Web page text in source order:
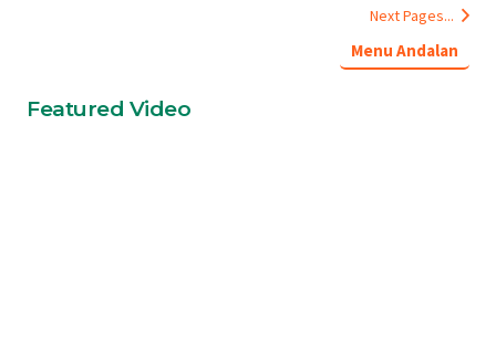
Next Pages...
Menu Andalan
Featured Video